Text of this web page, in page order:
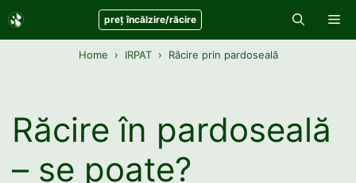
Sari
la
preț încălzire/răcire
Home IRPAT Răcire prin pardoseală
Răcire în pardoseală
– se poate?